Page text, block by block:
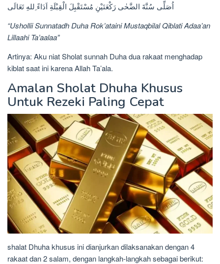
اُصَلِّى سُنَّةَ الضَّحٰى رَكْعَتَيْنِ مُسْتَقْبِلَ الْقِبْلَةِ اَدَاءً ِللهِ تَعَالَى
“Ushollii Sunnatadh Duha Rok’ataini Mustaqbilal Qiblati Adaa’an
Lillaahi Ta’aalaa”
Artinya: Aku niat Sholat sunnah Duha dua rakaat menghadap
kiblat saat ini karena Allah Ta’ala.
Amalan Sholat Dhuha Khusus
Untuk Rezeki Paling Cepat
shalat Dhuha khusus ini dianjurkan dilaksanakan dengan 4
rakaat dan 2 salam, dengan langkah-langkah sebagai berikut: